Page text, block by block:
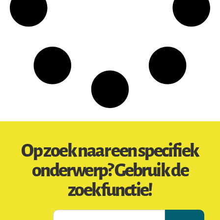
Op zoek naar een specifiek
onderwerp? Gebruik de
zoekfunctie!